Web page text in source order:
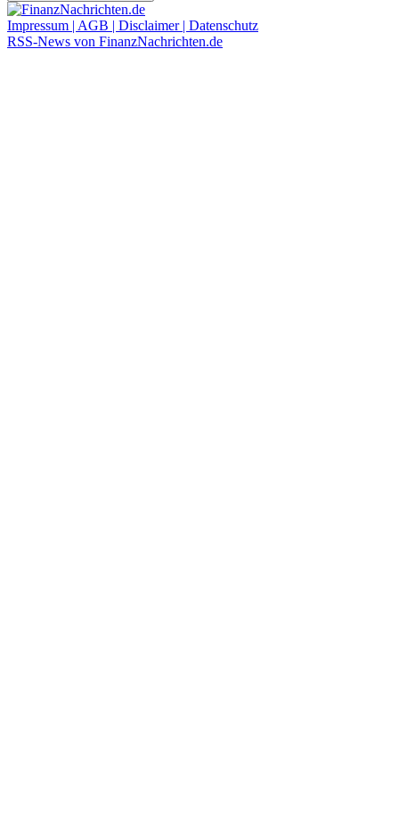
Impressum | AGB | Disclaimer | Datenschutz
RSS-News von FinanzNachrichten.de